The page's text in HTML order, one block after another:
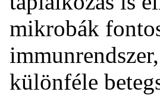
mikrobák
különféle